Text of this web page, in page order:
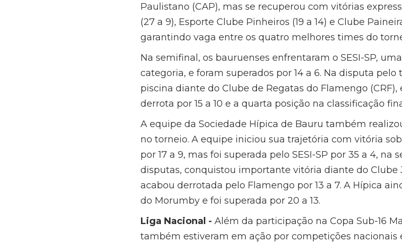
Paulistano (CAP), mas se recuperou com vitórias
(27 a 9), Esporte Clube Pinheiros (19 a 14) e Clube
garantindo vaga entre os quatro melhores times do
Na semifinal, os bauruenses enfrentaram o SESI-SP,
categoria, e foram superados por 14 a 6. Na disputa
piscina diante do Clube de Regatas do Flamengo
derrota por 15 a 10 e a quarta posição na classificação
A equipe da Sociedade Hípica de Bauru também
no torneio. A equipe iniciou sua trajetória com vitória
por 17 a 9, mas foi superada pelo SESI-SP por 35 a 4, na
disputas, conquistou importante vitória diante do Clube
acabou derrotada pelo Flamengo por 13 a 7. A Hípica
do Morumby e foi superada por 20 a 13.
Liga Nacional - Além da participação na Copa Sub-16
também estiveram em ação por competições nacionais